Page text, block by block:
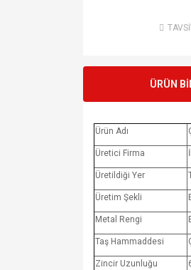
ÜRÜN
Ürün Adı
Üretici Firma
Üretildiği Yer
Üretim Şekli
Metal Rengi
Taş Hammaddesi
Zincir Uzunluğu